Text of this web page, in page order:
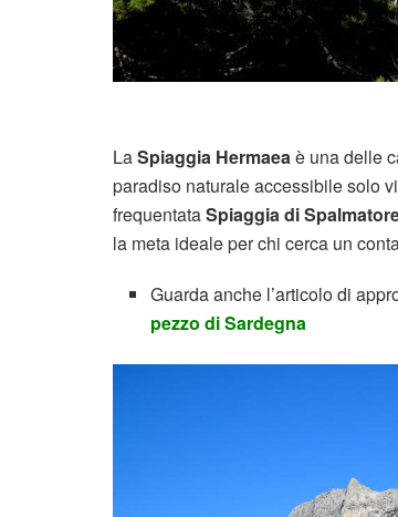
LaSpiaggia Hermaeaè una delle
paradiso naturale accessibile solo
frequentataSpiaggia di
la meta ideale per chi cerca un
Guarda anche l’articolo di
pezzo di Sardegna